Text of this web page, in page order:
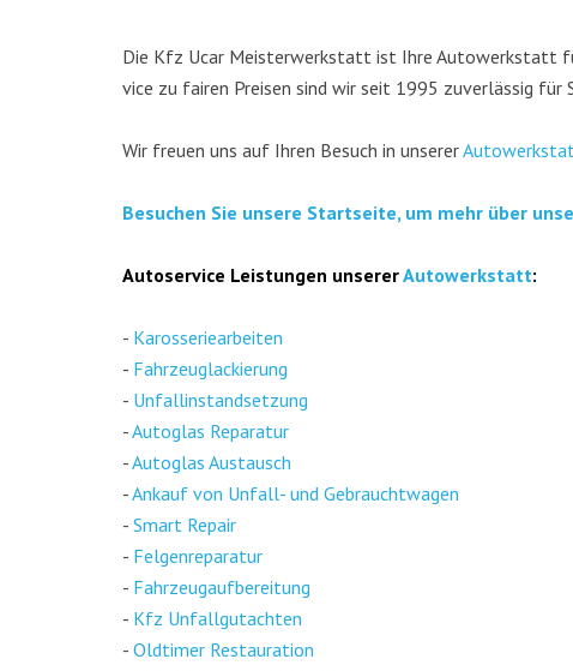
Die Kfz Ucar Meis­ter­werk­statt ist Ihre Auto­werk­statt
vice zu fai­ren Prei­sen sind wir seit 1995 zuver­läs­sig für
Wir freu­en uns auf Ihren Besuch in unse­rer
Besu­chen Sie unse­re Start­sei­te, um mehr über
Auto­ser­vice Leis­tun­gen unse­rerAuto­werk­statt:
- Karos­se­rie­ar­bei­ten
- Fahr­zeug­la­ckie­rung
- Unfall­in­stand­set­zung
-Auto­glas Repa­ra­tur
-Auto­glas Aus­tausch
-Ankauf von Unfall- und Gebraucht­wa­gen
- Smart Repair
- Fel­gen­re­pa­ra­tur
- Fahr­zeug­auf­be­rei­tung
- Kfz Unfall­gut­ach­ten
- Old­ti­mer Restau­ra­ti­on